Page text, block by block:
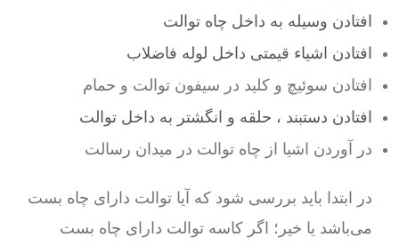
افتادن وسیله به داخل چاه توالت
افتادن اشیاء قیمتی داخل لوله فاضلاب
افتادن سوئیچ و کلید در سیفون توالت و حمام
افتادن دستبند ، حلقه و انگشتر به داخل توالت
در آوردن اشیا از چاه توالت در میدان رسالت
در ابتدا باید بررسی شود که آیا توالت دارای چاه بست
می‌باشد یا خیر؛ اگر کاسه توالت دارای چاه بست